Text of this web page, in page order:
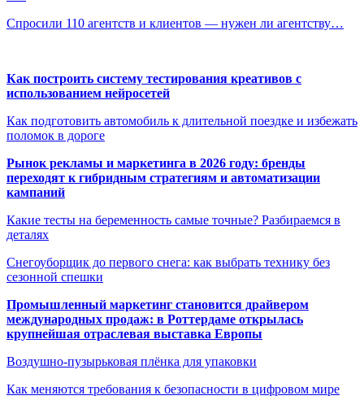
Спросили 110 агентств и клиентов — нужен ли агентству…
Как построить систему тестирования креативов с
использованием нейросетей
Как подготовить автомобиль к длительной поездке и избежать
поломок в дороге
Рынок рекламы и маркетинга в 2026 году: бренды
переходят к гибридным стратегиям и автоматизации
кампаний
Какие тесты на беременность самые точные? Разбираемся в
деталях
Снегоуборщик до первого снега: как выбрать технику без
сезонной спешки
Промышленный маркетинг становится драйвером
международных продаж: в Роттердаме открылась
крупнейшая отраслевая выставка Европы
Воздушно-пузырьковая плёнка для упаковки
Как меняются требования к безопасности в цифровом мире